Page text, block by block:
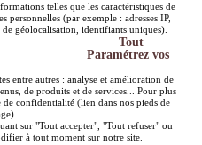
telles que les caractéristiques de
personnelles (par exemple : adresses IP,
géolocalisation, identifiants uniques).
Tout
Paramétrez vos
entre autres : analyse et amélioration de
de produits et de services... Pour plus
confidentialité (lien dans nos pieds de
sur "Tout accepter", "Tout refuser" ou
à tout moment sur notre site.